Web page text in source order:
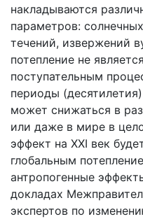
накладываются
параметров:
течений, извержений
потепление не
поступательным
периоды
может снижаться в
или даже в мире в
эффект на XXI век
глобальным
антропогенные
докладах
экспертов по